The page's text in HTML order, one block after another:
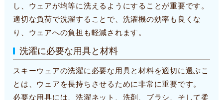
し、ウェアが均等に洗えるようにすることが重要です。
適切な負荷で洗濯することで、洗濯機の効率も良くな
り、ウェアへの負担も軽減されます。
洗濯に必要な用具と材料
スキーウェアの洗濯に必要な用具と材料を適切に選ぶこ
とは、ウェアを長持ちさせるために非常に重要です。
必要な用具には、洗濯ネット、洗剤、ブラシ、そして柔